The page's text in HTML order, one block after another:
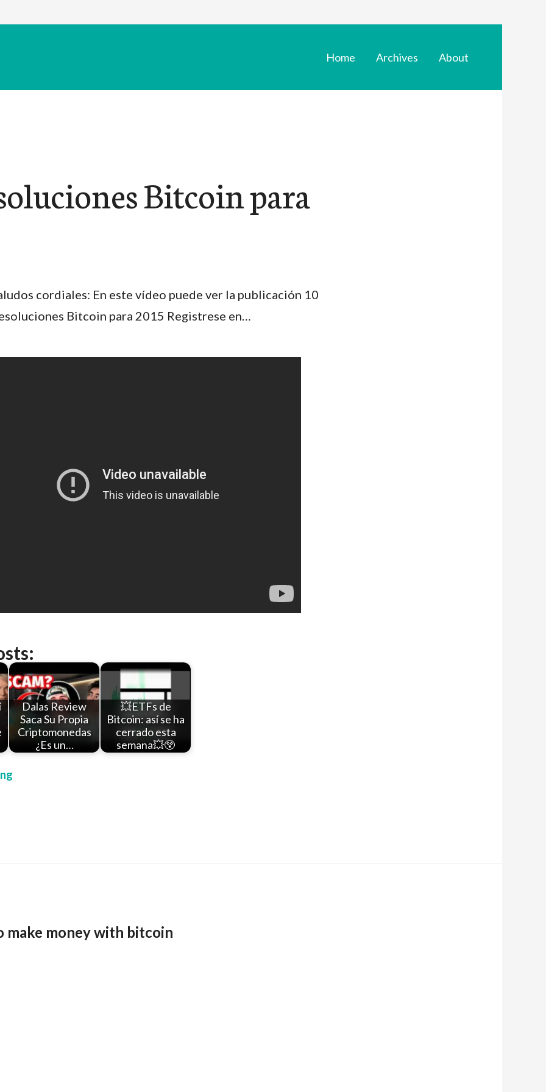
Home Archives About
Bitcoin para
cordiales: En este vídeo puede ver la publicación 10
Bitcoin para 2015 Registrese en…
Dalas Review
Saca Su Propia
Criptomonedas
¿Es un…
💥ETFs de
Bitcoin: así se ha
cerrado esta
semana💥😲
make money with bitcoin